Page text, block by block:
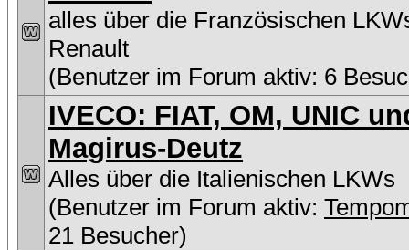
alles über die Französischen
Renault
(Benutzer im Forum aktiv: 6
IVECO: FIAT, OM, UNIC
Magirus-Deutz
Alles über die Italienischen LKWs
(Benutzer im Forum aktiv:
21 Besucher)